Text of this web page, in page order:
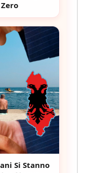
il sequestro
Telesco
in